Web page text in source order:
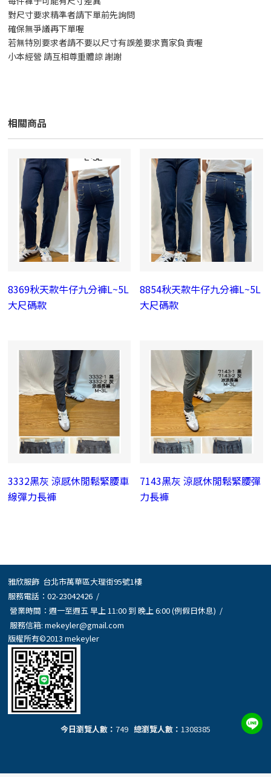
對尺寸要求精準者請下單前先詢問
確保無爭議再下單喔
若無特別要求者請不要以尺寸有誤差要求賣家負責喔
小本經營 請互相尊重體諒 謝謝
相關商品
8369秋天款牛仔九分褲L~5L
大尺碼款
8854秋天款牛仔九分褲L~5L
大尺碼款
3332黑灰 涼感休閒鬆緊腰車
線彈力長褲
7143黑灰 涼感休閒鬆緊腰彈
力長褲
雅欣服飾 台北市萬華區大理街95號1樓
服務電話：02-23042426 /
營業時間：週一至週五 早上 11:00 到 晚上 6:00 (例假日休息) /
服務信箱:mekeyler@gmail.com
版權所有©2013 mekeyler
今日瀏覽人數： 749 總瀏覽人數： 1308385